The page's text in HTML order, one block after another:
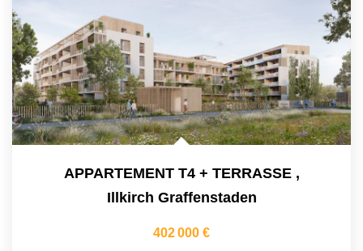
APPARTEMENT T4 + TERRASSE ,
Illkirch Graffenstaden
402 000 €